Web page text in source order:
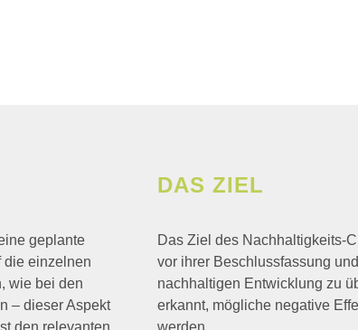
geplante
die einzelnen
wie bei den
– dieser Aspekt
DAS ZIEL
Das Ziel des Nachhaltigkeits-
vor ihrer Beschlussfassung
nachhaltigen Entwicklung zu
erkannt, mögliche negative